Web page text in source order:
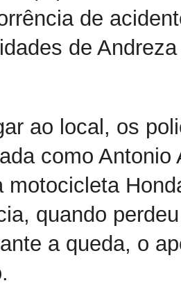
de
de
ao local, os
como
motocicleta
quando
a queda, o